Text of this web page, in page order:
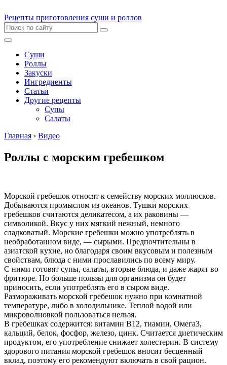
Рецепты приготовления суши и роллов
Суши
Роллы
Закуски
Ингредиенты
Статьи
Другие рецепты
Супы
Салаты
Главная › Видео
Роллы с морским гребешком
Морской гребешок относят к семейству морских моллюсков.
Добываются промыслом из океанов. Тушки морских
гребешков считаются деликатесом, а их раковины —
символикой. Вкус у них мягкий нежный, немного
сладковатый. Морские гребешки можно употреблять в
необработанном виде, — сырыми. Предпочтительны в
азиатской кухне, но благодаря своим вкусовым и полезным
свойствам, блюда с ними прославились по всему миру.
С ними готовят супы, салаты, вторые блюда, и даже жарят во
фритюре. Но больше пользы для организма он будет
приносить, если употреблять его в сыром виде.
Размораживать морской гребешок нужно при комнатной
температуре, либо в холодильнике. Теплой водой или
микроволновкой пользоваться нельзя.
В гребешках содержится: витамин В12, тиамин, Омега3,
кальций, белок, фосфор, железо, цинк. Считается диетическим
продуктом, его употребление снижает холестерин. В систему
здорового питания морской гребешок вносит бесценный
вклад, поэтому его рекомендуют включать в свой рацион.